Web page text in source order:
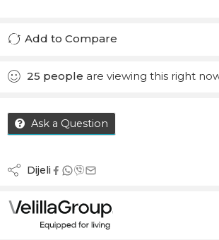
Add to Compare
25 people are viewing this right
Ask a Question
Dijeli